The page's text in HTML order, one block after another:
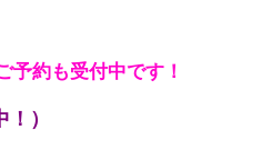
予約も受付中です！
）